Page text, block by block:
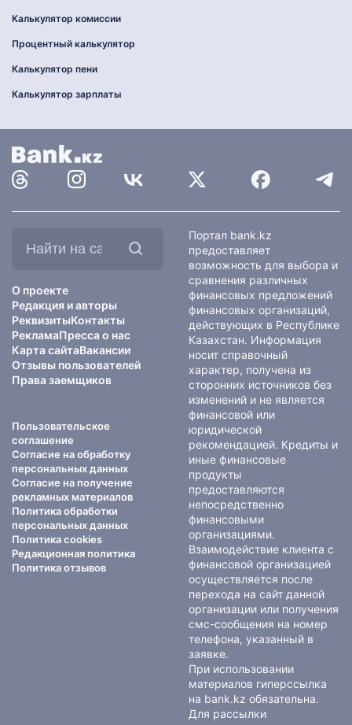
Калькулятор комиссии
Процентный калькулятор
Калькулятор пени
Калькулятор зарплаты
О проекте
Редакция и авторы
РеквизитыКонтакты
РекламаПресса о нас
Карта сайтаВакансии
Отзывы пользователей
Права заемщиков
Пользовательское
соглашение
Согласие на обработку
персональных данных
Согласие на получение
рекламных материалов
Политика обработки
персональных данных
Политика cookies
Редакционная политика
Политика отзывов
Портал bank.kz
предоставляет
возможность для выбора и
сравнения различных
финансовых предложений
финансовых организаций,
действующих в Республике
Казахстан. Информация
носит справочный
характер, получена из
сторонних источников без
изменений и не является
финансовой или
юридической
рекомендацией. Кредиты и
иные финансовые
продукты
предоставляются
непосредственно
финансовыми
организациями.
Взаимодействие клиента с
финансовой организацией
осуществляется после
перехода на сайт данной
организации или получения
смс-сообщения на номер
телефона, указанный в
заявке.
При использовании
материалов гиперссылка
на bank.kz обязательна.
Для рассылки